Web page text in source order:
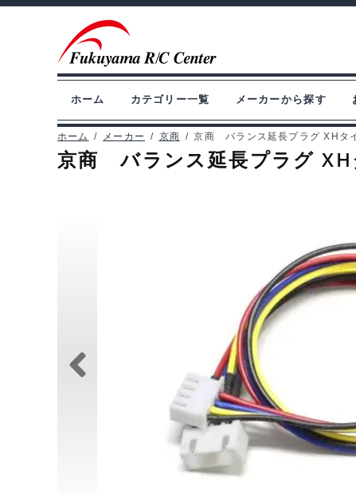
ビ
ゲ
ョ
ン
ン
テ
へ
ス
ホーム カテゴリー一覧 メーカーから探す
ホーム / メーカー / 京商 / 京商 バランス延長プラグ XHタ
京商 バランス延長プラグ